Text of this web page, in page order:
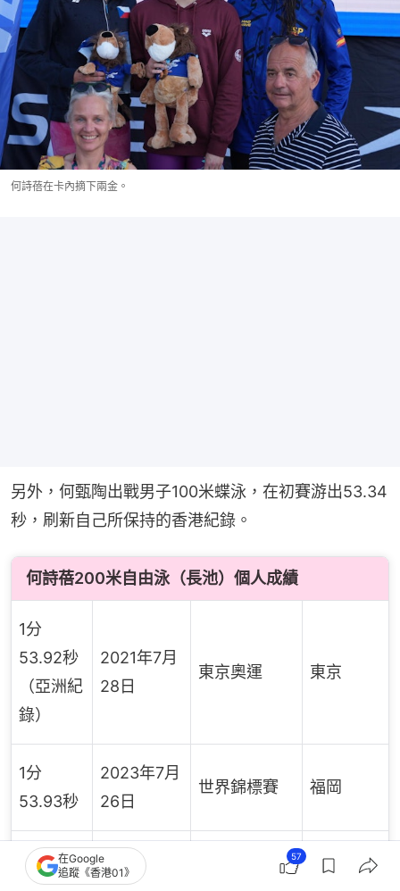
何詩蓓在卡內摘下兩金。
另外，何甄陶出戰男子100米蝶泳，在初賽游出53.34
秒，刷新自己所保持的香港紀錄。
何詩蓓200米自由泳（長池）個人成績
1分
53.92秒
（亞洲紀
錄）
2021年7月
28日
東京奧運 東京
1分
53.93秒
2023年7月
26日
世界錦標賽 福岡
1分
2023年10
布達佩斯
在Google
追蹤《香港01》
57